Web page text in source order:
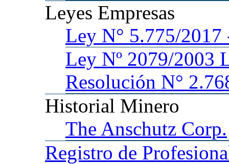
Leyes Empresas
Ley N° 5.775/
Ley Nº 2079/2003
Resolución N°
Historial Minero
The Anschutz Corp.
Registro de